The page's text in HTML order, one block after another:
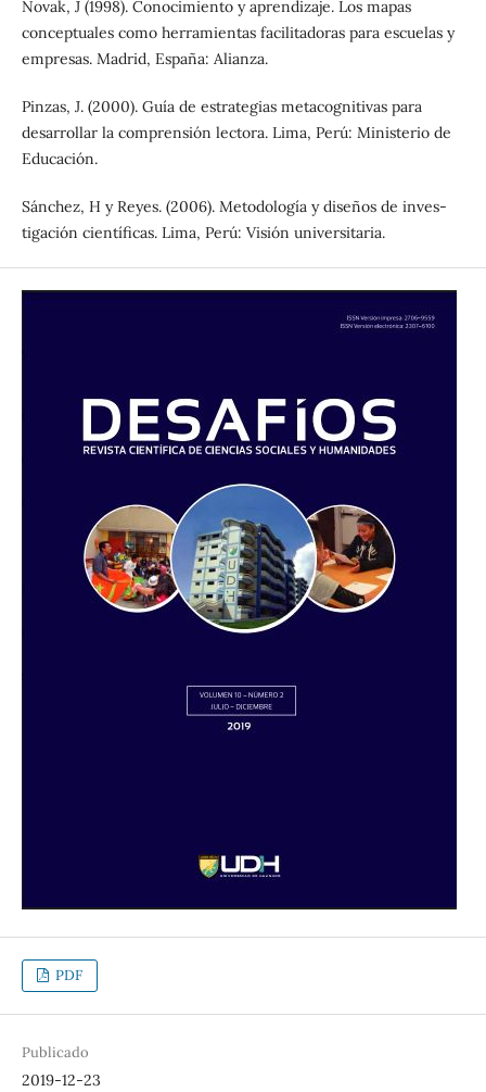
Novak, J (1998). Conocimiento y aprendizaje. Los mapas
conceptuales como herramientas facilitadoras para escuelas y
empresas. Madrid, España: Alianza.
Pinzas, J. (2000). Guía de estrategias metacognitivas para
desarrollar la comprensión lectora. Lima, Perú: Ministerio de
Educación.
Sánchez, H y Reyes. (2006). Metodología y diseños de inves-
tigación científicas. Lima, Perú: Visión universitaria.
PDF
Publicado
2019-12-23